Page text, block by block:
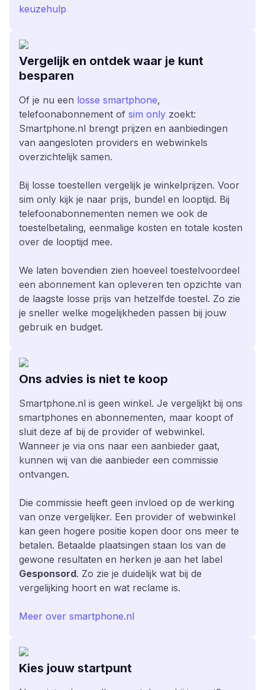
keuzehulp
Vergelijk en ontdek waar je kunt
besparen
Of je nu een losse smartphone,
telefoonabonnement of sim only zoekt:
Smartphone.nl brengt prijzen en aanbiedingen
van aangesloten providers en webwinkels
overzichtelijk samen.
Bij losse toestellen vergelijk je winkelprijzen. Voor
sim only kijk je naar prijs, bundel en looptijd. Bij
telefoonabonnementen nemen we ook de
toestelbetaling, eenmalige kosten en totale kosten
over de looptijd mee.
We laten bovendien zien hoeveel toestelvoordeel
een abonnement kan opleveren ten opzichte van
de laagste losse prijs van hetzelfde toestel. Zo zie
je sneller welke mogelijkheden passen bij jouw
gebruik en budget.
Ons advies is niet te koop
Smartphone.nl is geen winkel. Je vergelijkt bij ons
smartphones en abonnementen, maar koopt of
sluit deze af bij de provider of webwinkel.
Wanneer je via ons naar een aanbieder gaat,
kunnen wij van die aanbieder een commissie
ontvangen.
Die commissie heeft geen invloed op de werking
van onze vergelijker. Een provider of webwinkel
kan geen hogere positie kopen door ons meer te
betalen. Betaalde plaatsingen staan los van de
gewone resultaten en herken je aan het label
Gesponsord. Zo zie je duidelijk wat bij de
vergelijking hoort en wat reclame is.
Meer over smartphone.nl
Kies jouw startpunt